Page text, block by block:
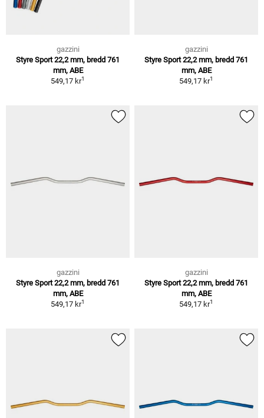
gazzini
Styre Sport 22,2 mm, bredd 761
mm, ABE
549,17 kr1
gazzini
Styre Sport 22,2 mm, bredd 761
mm, ABE
549,17 kr1
gazzini
Styre Sport 22,2 mm, bredd 761
mm, ABE
549,17 kr1
gazzini
Styre Sport 22,2 mm, bredd 761
mm, ABE
549,17 kr1